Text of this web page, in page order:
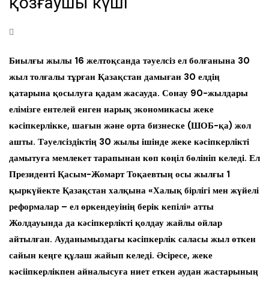
Биылғы жылы 16 желтоқсанда тәуелсіз ел болғанына 30
жыл толғалы тұрған Қазақстан дамыған 30 елдің
қатарына қосылуға қадам жасауда. Сонау 90-жылдары
елімізге ентелей енген нарық экономикасы жеке
кәсіпкерлікке, шағын және орта бизнеске (ШОБ-қа) жол
ашты. Тәуелсіздіктің 30 жылы ішінде жеке кәсіпкерлікті
дамытуға мемлекет тарапынан көп көңіл бөлініп келеді. Ел
Президенті Қасым-Жомарт Тоқаевтың осы жылғы 1
қыркүйекте Қазақстан халқына «Халық бірлігі мен жүйелі
реформалар – ел өркендеуінің берік кепілі» атты
Жолдауында да кәсіпкерлікті қолдау жайлы ойлар
айтылған. Ауданымыздағы кәсіпкерлік саласы жыл өткен
сайын кеңге құлаш жайып келеді. Әсіресе, жеке
кәсііпкерлікпен айналысуға ниет еткен аудан жастарының